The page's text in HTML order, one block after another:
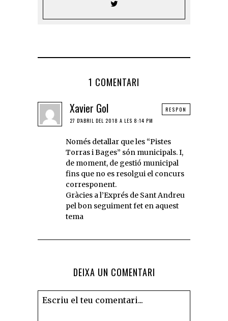
1 COMENTARI
Xavier Gol
27 D'ABRIL DEL 2018 A LES 8:14 PM
Només detallar que les “Pistes
Torras i Bages” són municipals. I,
de moment, de gestió municipal
fins que no es resolgui el concurs
corresponent.
Gràcies a l’Exprés de Sant Andreu
pel bon seguiment fet en aquest
tema
RESPON
DEIXA UN COMENTARI